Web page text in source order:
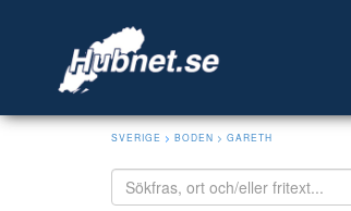
SVERIGE > BODEN > GARETH